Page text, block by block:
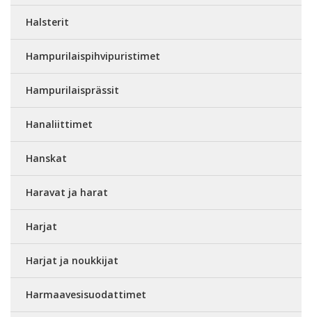
Halsterit
Hampurilaispihvipuristimet
Hampurilaisprässit
Hanaliittimet
Hanskat
Haravat ja harat
Harjat
Harjat ja noukkijat
Harmaavesisuodattimet